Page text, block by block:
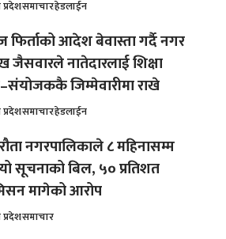
समाचारहेडलाईन
फिर्ताको आदेश बेवास्ता गर्दै नगर
जैसवारले नातेदारलाई शिक्षा
जिम्मेवारीमा राखे
समाचारहेडलाईन
नगरपालिकाले ८ महिनासम्म
सूचनाको बिल, ५० प्रतिशत
मागेको आरोप
समाचार